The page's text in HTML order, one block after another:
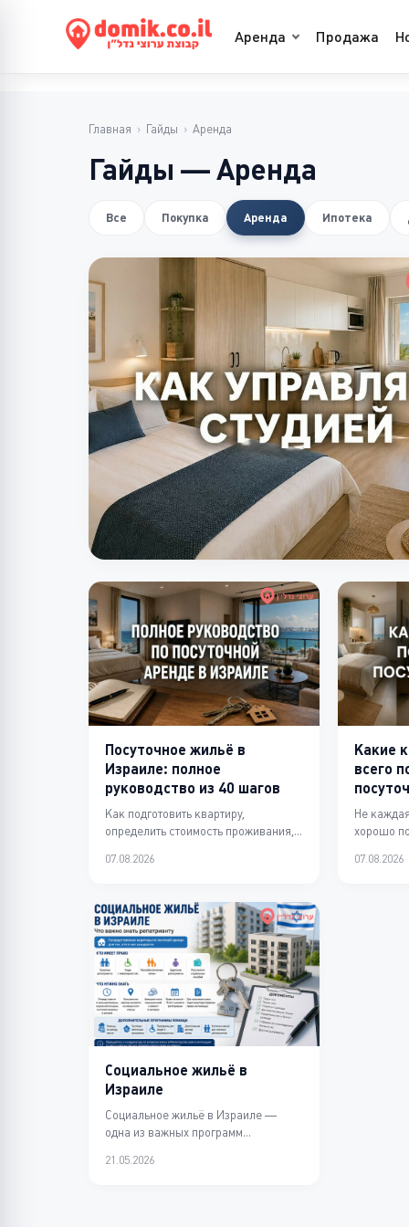
Аренда Продажа
Главная › Гайды › Аренда
Гайды — Аренда
Все Покупка Аренда Ипотека
Посуточное жильё в
Израиле: полное
руководство из 40 шагов
Как подготовить квартиру,
определить стоимость проживания,
обслуживание госте...
07.08.2026
Какие
всего
Не
хорошо
зависит
07.08.2026
Социальное жильё в
Израиле
Социальное жильё в Израиле —
одна из важных программ
малообеспеченных семей. Кто
21.05.2026